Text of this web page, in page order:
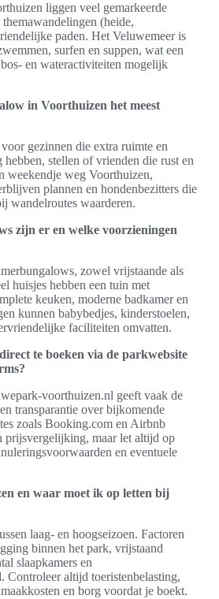
liggen veel gemarkeerde
(heide,
paden. Het Veluwemeer is
surfen en suppen, wat een
en wateractiviteiten mogelijk
in Voorthuizen het meest
gezinnen die extra ruimte en
stellen of vrienden die rust en
weekendje weg Voorthuizen,
plannen en hondenbezitters die
wandelroutes waarderen.
zijn er en welke voorzieningen
zowel vrijstaande als
huisjes hebben een tuin met
keuken, moderne badkamer en
kunnen babybedjes, kinderstoelen,
faciliteiten omvatten.
te boeken via de parkwebsite
voorthuizen.nl geeft vaak de
transparantie over bijkomende
zoals Booking.com en Airbnb
prijsvergelijking, maar let altijd op
en eventuele
en waar moet ik op letten bij
laag- en hoogseizoen. Factoren
binnen het park, vrijstaand
slaapkamers en
Controleer altijd toeristenbelasting,
en borg voordat je boekt.